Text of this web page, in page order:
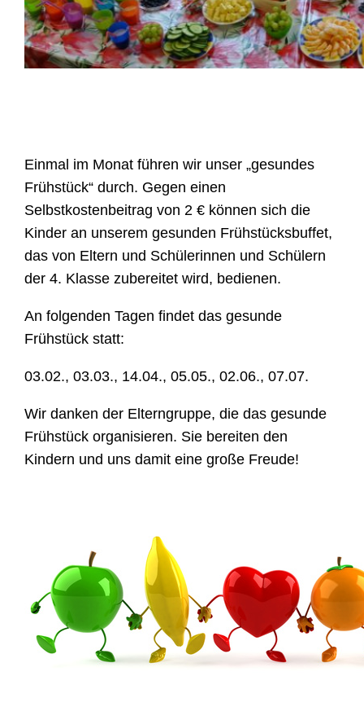
Einmal im Monat führen wir unser „gesundes
Frühstück“ durch. Gegen einen
Selbstkostenbeitrag von 2 € können sich die
Kinder an unserem gesunden Frühstücksbuffet,
das von Eltern und Schülerinnen und Schülern
der 4. Klasse zubereitet wird, bedienen.
An folgenden Tagen findet das gesunde
Frühstück statt:
03.02., 03.03., 14.04., 05.05., 02.06., 07.07.
Wir danken der Elterngruppe, die das gesunde
Frühstück organisieren. Sie bereiten den
Kindern und uns damit eine große Freude!